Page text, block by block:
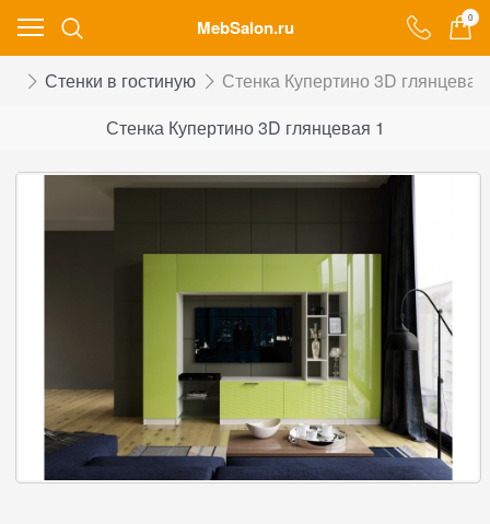
MebSalon.ru 0
Стенки в гостиную
Стенка Купертино 3D
Стенка Купертино 3D глянцевая 1